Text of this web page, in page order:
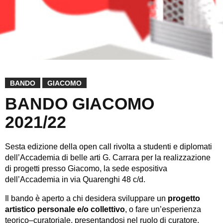
BANDO GIACOMO
BANDO GIACOMO
2021/22
Sesta edizione della open call rivolta a studenti e diplomati
dell’Accademia di belle arti G. Carrara per la realizzazione
di progetti presso Giacomo, la sede espositiva
dell’Accademia in via Quarenghi 48 c/d.
Il bando è aperto a chi desidera sviluppare un progetto
artistico personale e/o collettivo, o fare un’esperienza
teorico–curatoriale, presentandosi nel ruolo di curatore.